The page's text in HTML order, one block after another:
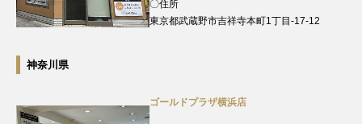
〇住所
東京都武蔵野市吉祥寺本町1丁目-17-12
神奈川県
ゴールドプラザ横浜店